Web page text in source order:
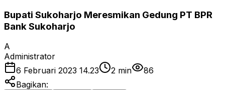
Bupati Sukoharjo Meresmikan Gedung PT BPR
Bank Sukoharjo
A
Administrator
6 Februari 2023 14.23
2 min
86
Bagikan: